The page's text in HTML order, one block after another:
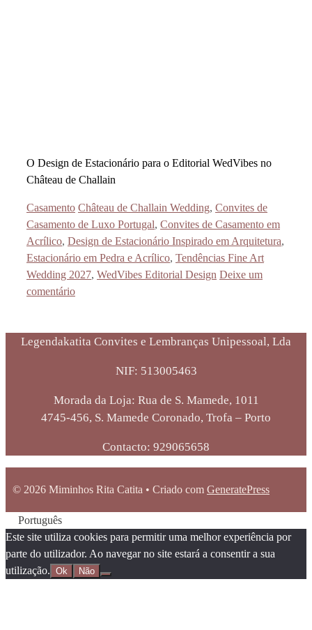
O Design de Estacionário para o Editorial WedVibes no
Château de Challain
Categorias
Casamento Etiquetas
Château de Challain Wedding, Convites de
Casamento de Luxo Portugal, Convites de Casamento em
Acrílico, Design de Estacionário Inspirado em Arquitetura,
Estacionário em Pedra e Acrílico, Tendências Fine Art
Wedding 2027, WedVibes Editorial Design Deixe um
comentário
Legendakatita Convites e Lembranças Unipessoal, Lda
NIF: 513005463
Morada da Loja: Rua de S. Mamede, 1011
4745-456, S. Mamede Coronado, Trofa – Porto
Contacto: 929065658
© 2026 Miminhos Rita Catita • Criado com GeneratePress
Português
Este site utiliza cookies para permitir uma melhor experiência por
parte do utilizador. Ao navegar no site estará a consentir a sua
utilização. Ok Não